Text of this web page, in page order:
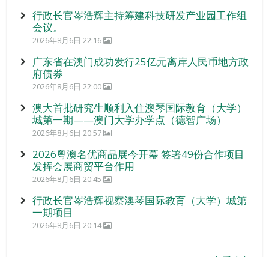
行政长官岑浩辉主持筹建科技研发产业园工作组
会议。
2026年8月6日 22:16
广东省在澳门成功发行25亿元离岸人民币地方政
府债券
2026年8月6日 22:00
澳大首批研究生顺利入住澳琴国际教育（大学）
城第一期——澳门大学办学点（德智广场）
2026年8月6日 20:57
2026粤澳名优商品展今开幕 签署49份合作项目
发挥会展商贸平台作用
2026年8月6日 20:45
行政长官岑浩辉视察澳琴国际教育（大学）城第
一期项目
2026年8月6日 20:14